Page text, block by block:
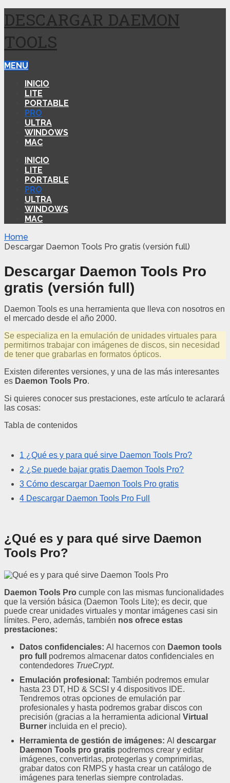
DESCARGAR DAEMON
TOOLS
MENU
INICIO
LITE
PORTABLE
PRO
ULTRA
WINDOWS
MAC
INICIO
LITE
PORTABLE
PRO
ULTRA
WINDOWS
MAC
Home
Descargar Daemon Tools Pro gratis (versión full)
Descargar Daemon Tools Pro
gratis (versión full)
Daemon Tools es una herramienta que lleva con nosotros en
el mercado desde el año 2000.
Se especializa en la emulación de unidades virtuales para
permitirnos trabajar con imágenes de discos, sin necesidad
de tener que grabarlas en formatos ópticos.
Existen diferentes versiones, y una de las más interesantes
es Daemon Tools Pro.
Si quieres conocer sus prestaciones, este artículo te aclarará
las cosas:
Tabla de contenidos
1 ¿Qué es y para qué sirve Daemon Tools Pro?
2 ¿Se puede bajar gratis Daemon Tools Pro?
3 Cómo descargar Daemon Tools Pro gratis
4 Descargar Daemon Tools Pro Full
¿Qué es y para qué sirve Daemon
Tools Pro?
Daemon Tools Pro cumple con las mismas funcionalidades
que la versión básica (Daemon Tools Lite); es decir, que
puede crear unidades virtuales y montar imágenes casi sin
límites. Pero, además, también nos ofrece estas
prestaciones:
Datos confidenciales:Al hacernos con Daemon tools
pro full
podremos almacenar datos confidenciales en
contendedores TrueCrypt.
Emulación profesional:También podremos emular
hasta 23 DT, HD & SCSI y 4 dispositivos IDE.
Tendremos otras opciones de emulación par
profesionales y hasta podremos grabar discos con
precisión (gracias a la herramienta adicionalVirtual
Burner incluida en el precio).
Herramienta de gestión de imágenes:Aldescargar
Daemon Tools pro gratis podremos crear y editar
imágenes, convertirlas, protegerlas y comprimirlas,
grabar datos con RMPS y hasta crear un catálogo de
imágenes para tenerlas siempre controladas.